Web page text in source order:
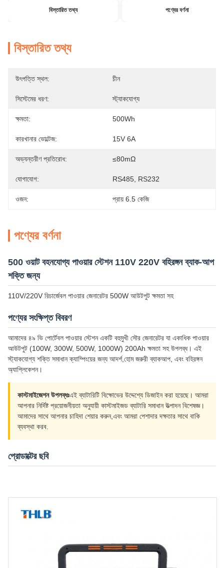
বিস্তারিত তথ্য পণ্যের বর্ণনা
বিস্তারিত তথ্য
উৎপত্তি স্থল: চীন
সিস্টেমের ধরণ: স্ট্যাকযোগ্য
ক্ষমতা: 500Wh
কারখানার ভোল্টেজ: 15V 6A
অভ্যন্তরীণ প্রতিরোধ: ≤80mΩ
যোগাযোগ: RS485, RS232
ওজন: প্রায় 6.5 কেজি
পণ্যের বর্ণনা
500 ওয়াট বহনযোগ্য পাওয়ার স্টেশন 110V 220V বহিরঙ্গন ব্যাক-আপ
শক্তি জন্য
110V/220V রিচার্জেবল পাওয়ার জেনারেটর 500W আউটপুট ক্ষমতা সহ
পণ্যের সংক্ষিপ্ত বিবরণ
আমাদের ৪৯ ভি পোর্টেবল পাওয়ার স্টেশন একটি বহুমুখী সৌর জেনারেটর যা একাধিক পাওয়ার
আউটপুট (100W, 300W, 500W, 1000W) 200Ah ক্ষমতা সহ উপলব্ধ। এই
স্ট্যাকযোগ্য শক্তি সমাধান ক্যাম্পিংয়ের জন্য আদর্শ,হোম জরুরী ব্যাকআপ, এবং বহিরঙ্গন
অ্যাপ্লিকেশন।
কাস্টমাইজেশন উপলব্ধঃএই ব্যাটারিটি বিক্ষোভের উদ্দেশ্যে ডিজাইন করা হয়েছে। আমরা
আপনার নির্দিষ্ট প্রয়োজনীয়তা অনুযায়ী কাস্টমাইজড ব্যাটারি সমাধান উত্পাদন বিশেষজ্ঞ।
আমাদের সাথে আপনার চাহিদা শেয়ার করুন,এবং আমরা পেশাদার দক্ষতার সাথে বাকি
ব্যবস্থা করব.
প্রোডাক্টের ছবি